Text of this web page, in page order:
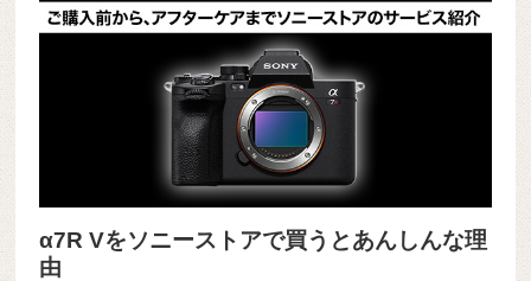
α7R Vをソニーストアで買うとあんしんな理
由